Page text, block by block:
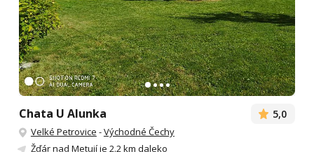
Chata U Alunka 5,0
Velké Petrovice -Východné Čechy
Žďár nad Metujíje 2.2 km daleko